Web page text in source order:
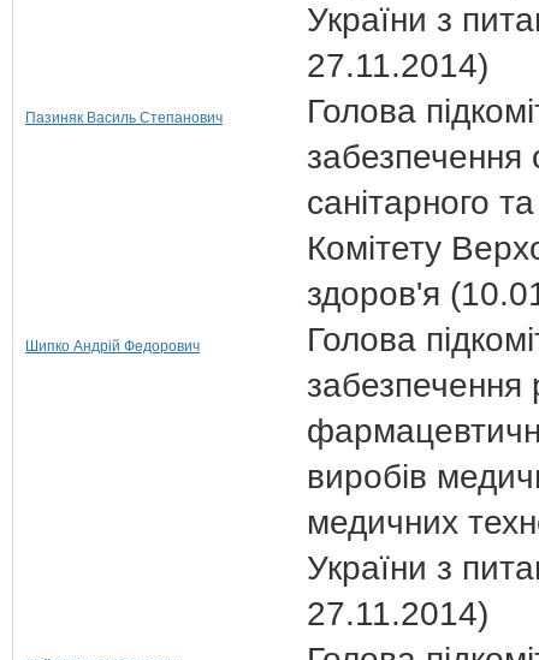
України з
27.11.2014)
Пазиняк Василь Степанович
Голова
забезпечення
санітарного
Комітету
здоров'я
Шипко Андрій Федорович
Голова
забезпечення
виробів
медичних
України з
27.11.2014)